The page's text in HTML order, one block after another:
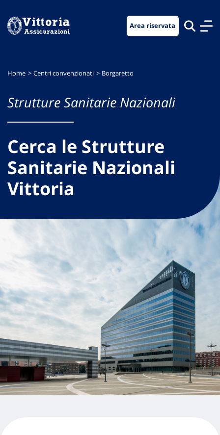
menu
contenuto
footer
Area riservata
Home Centri convenzionati Borgaretto
Strutture Sanitarie Nazionali
Cerca le Strutture
Sanitarie Nazionali
Vittoria